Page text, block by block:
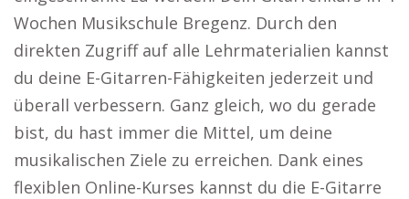
Wochen Musikschule Bregenz. Durch den
direkten Zugriff auf alle Lehrmaterialien kannst
du deine E-Gitarren-Fähigkeiten jederzeit und
überall verbessern. Ganz gleich, wo du gerade
bist, du hast immer die Mittel, um deine
musikalischen Ziele zu erreichen. Dank eines
flexiblen Online-Kurses kannst du die E-Gitarre